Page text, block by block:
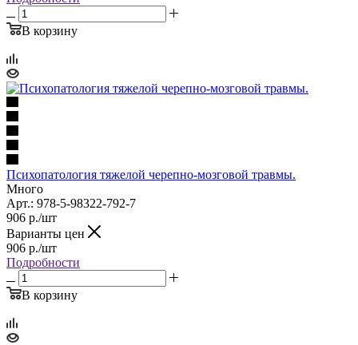
В корзину
Психопатология тяжелой черепно-мозговой травмы.
Много
Арт.: 978-5-98322-792-7
906 р./шт
Варианты цен
906 р./шт
Подробности
В корзину